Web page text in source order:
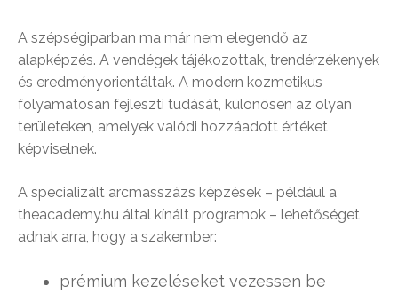
A szépségiparban ma már nem elegendő az
alapképzés. A vendégek tájékozottak, trendérzékenyek
és eredményorientáltak. A modern kozmetikus
folyamatosan fejleszti tudását, különösen az olyan
területeken, amelyek valódi hozzáadott értéket
képviselnek.
A specializált arcmasszázs képzések – például a
theacademy.hu által kínált programok – lehetőséget
adnak arra, hogy a szakember:
prémium kezeléseket vezessen be